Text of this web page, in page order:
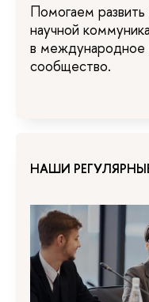
Помогаем развить
научной
в международное
сообщество.
НАШИ